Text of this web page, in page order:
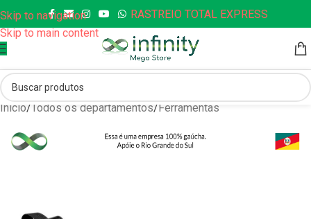
Skip to navigation
Skip to main content
RASTREIO TOTAL EXPRESS
Início/ Todos os departamentos/Ferramentas